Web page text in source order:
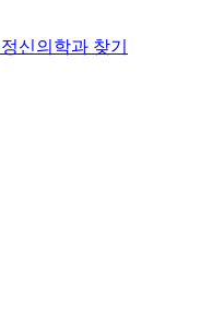
정신의학과 찾기